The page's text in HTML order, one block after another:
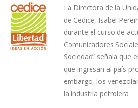
La Directora de la
de Cedice, Isabel
durante el curso de
Comunicadores
Sociedad” señala que
que ingresan al país
embargo, los
la industria petrolera